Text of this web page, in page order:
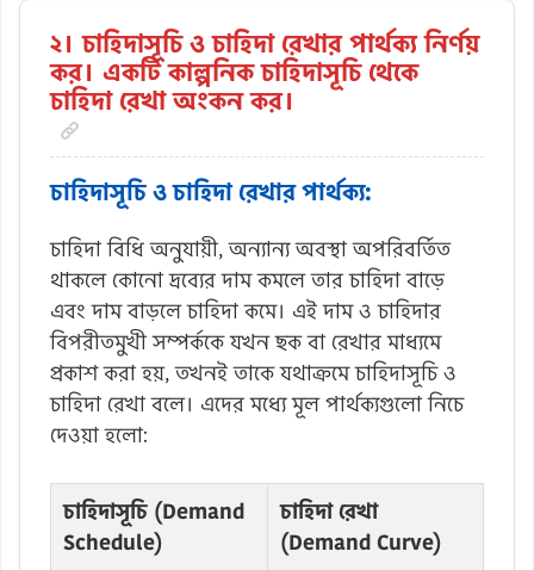
২। চাহিদাসূচি ও চাহিদা রেখার পার্থক্য নির্ণয়
কর। একটি কাল্পনিক চাহিদাসূচি থেকে
চাহিদা রেখা অংকন কর।
চাহিদাসূচি ও চাহিদা রেখার পার্থক্য:
চাহিদা বিধি অনুযায়ী, অন্যান্য অবস্থা অপরিবর্তিত
থাকলে কোনো দ্রব্যের দাম কমলে তার চাহিদা বাড়ে
এবং দাম বাড়লে চাহিদা কমে। এই দাম ও চাহিদার
বিপরীতমুখী সম্পর্ককে যখন ছক বা রেখার মাধ্যমে
প্রকাশ করা হয়, তখনই তাকে যথাক্রমে চাহিদাসূচি ও
চাহিদা রেখা বলে। এদের মধ্যে মূল পার্থক্যগুলো নিচে
দেওয়া হলো:
চাহিদাসূচি (Demand
Schedule)
চাহিদা রেখা
(Demand Curve)